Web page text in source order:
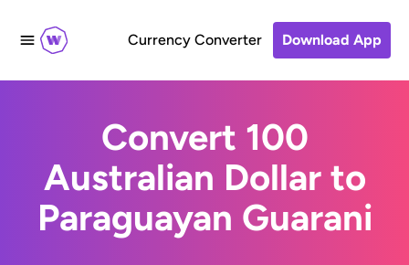
Currency Converter Download App
Convert 100
Australian Dollar to
Paraguayan Guarani